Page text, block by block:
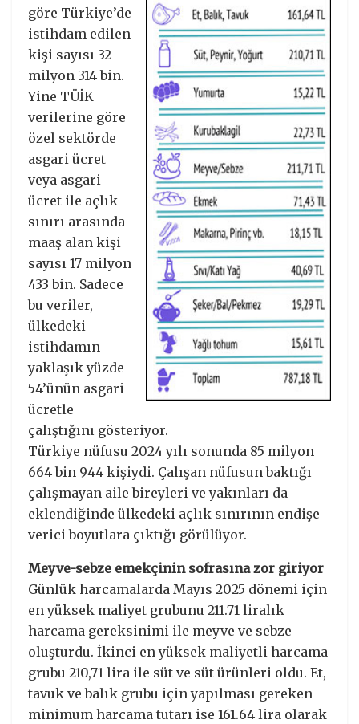
göre Türkiye’de
istihdam edilen
kişi sayısı 32
milyon 314 bin.
Yine TÜİK
verilerine göre
özel sektörde
asgari ücret
veya asgari
ücret ile açlık
sınırı arasında
maaş alan kişi
sayısı 17 milyon
433 bin. Sadece
bu veriler,
ülkedeki
istihdamın
yaklaşık yüzde
54’ünün asgari
ücretle
çalıştığını gösteriyor.
Türkiye nüfusu 2024 yılı sonunda 85 milyon
664 bin 944 kişiydi. Çalışan nüfusun baktığı
çalışmayan aile bireyleri ve yakınları da
eklendiğinde ülkedeki açlık sınırının endişe
verici boyutlara çıktığı görülüyor.
Meyve-sebze emekçinin sofrasına zor giriyor
Günlük harcamalarda Mayıs 2025 dönemi için
en yüksek maliyet grubunu 211.71 liralık
harcama gereksinimi ile meyve ve sebze
oluşturdu. İkinci en yüksek maliyetli harcama
grubu 210,71 lira ile süt ve süt ürünleri oldu. Et,
tavuk ve balık grubu için yapılması gereken
minimum harcama tutarı ise 161.64 lira olarak